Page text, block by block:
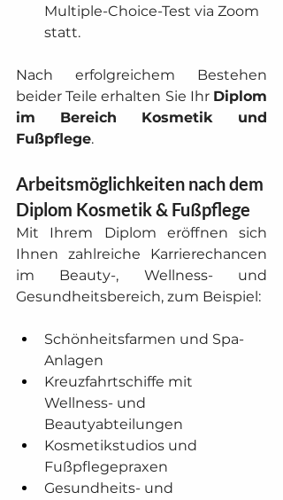
Multiple-Choice-Test via Zoom
statt.
Nach erfolgreichem Bestehen
beider Teile erhalten Sie Ihr Diplom
im Bereich Kosmetik und
Fußpflege.
Arbeitsmöglichkeiten nach dem
Diplom Kosmetik & Fußpflege
Mit Ihrem Diplom eröffnen sich
Ihnen zahlreiche Karrierechancen
im Beauty-, Wellness- und
Gesundheitsbereich, zum Beispiel:
Schönheitsfarmen und Spa-
Anlagen
Kreuzfahrtschiffe mit
Wellness- und
Beautyabteilungen
Kosmetikstudios und
Fußpflegepraxen
Gesundheits- und